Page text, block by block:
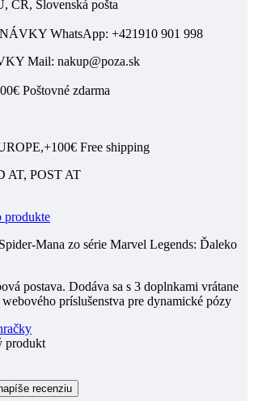
ČR, Slovenská pošta
WhatsApp: +421910 901 998
Mail: nakup@poza.sk
Poštovné zdarma
Free shipping
AT, POST AT
produkte
Mana zo série Marvel Legends: Ďaleko
postava. Dodáva sa s 3 doplnkami vrátane
príslušenstva pre dynamické pózy
produkt
recenziu